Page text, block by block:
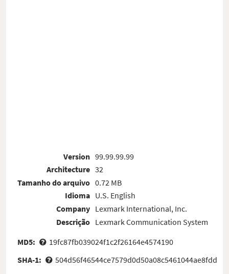
Version
Architecture
Tamanho do arquivo
Idioma
Company
Descrição
99.99.99.99
32
0.72 MB
U.S. English
Lexmark International, Inc.
Lexmark Communication System
MD5:
19fc87fb039024f1c2f26164e4574190
SHA-1:
504d56f46544ce7579d0d50a08c5461044ae8fdd